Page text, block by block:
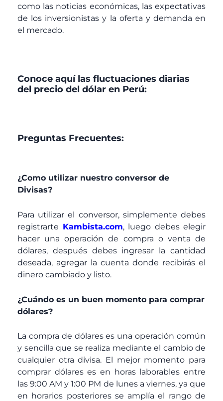
como las noticias económicas, las expectativas
de los inversionistas y la oferta y demanda en
el mercado.
Conoce aquí las fluctuaciones diarias
del precio del dólar en Perú:
Preguntas Frecuentes:
¿Como utilizar nuestro conversor de
Divisas?
Para utilizar el conversor, simplemente debes
registrarte Kambista.com, luego debes elegir
hacer una operación de compra o venta de
dólares, después debes ingresar la cantidad
deseada, agregar la cuenta donde recibirás el
dinero cambiado y listo.
¿Cuándo es un buen momento para comprar
dólares?
La compra de dólares es una operación común
y sencilla que se realiza mediante el cambio de
cualquier otra divisa. El mejor momento para
comprar dólares es en horas laborables entre
las 9:00 AM y 1:00 PM de lunes a viernes, ya que
en horarios posteriores se amplía el rango de